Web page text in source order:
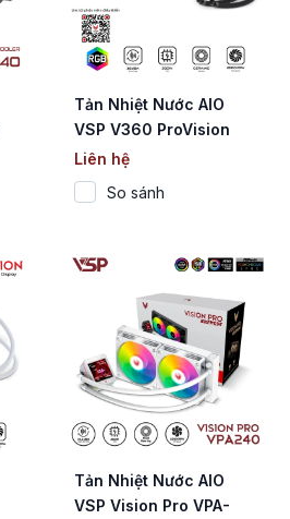
Tản Nhiệt Nước AIO
VSP V360 ProVision
Black (Màn hình LCD
2.8" / 360mm / TDP
300W)
Liên hệ
So sánh
Tản Nhiệt Nước AIO
VSP Vision Pro VPA-